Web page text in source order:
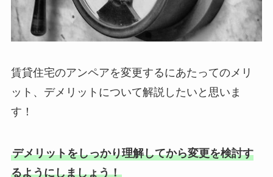
賃貸住宅のアンペアを変更するにあたってのメリ
ット、デメリットについて解説したいと思いま
す！
デメリットをしっかり理解してから変更を検討す
るようにしましょう！